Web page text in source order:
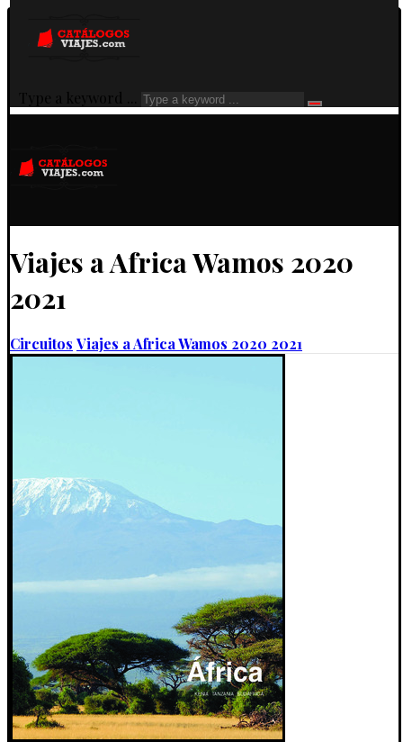
Type a keyword ...
Viajes a Africa Wamos 2020
2021
Circuitos Viajes a Africa Wamos 2020 2021